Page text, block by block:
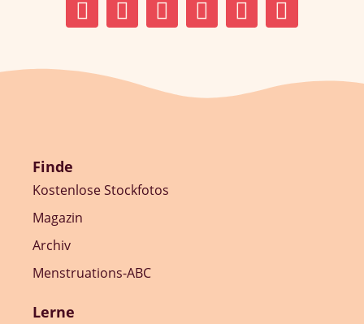
Finde
Kostenlose Stockfotos
Magazin
Archiv
Menstruations-ABC
Lerne